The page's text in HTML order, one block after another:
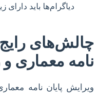
دیاگرام‌ها باید دارای
چالش‌های رایج
نامه معماری
ویرایش پایان نامه